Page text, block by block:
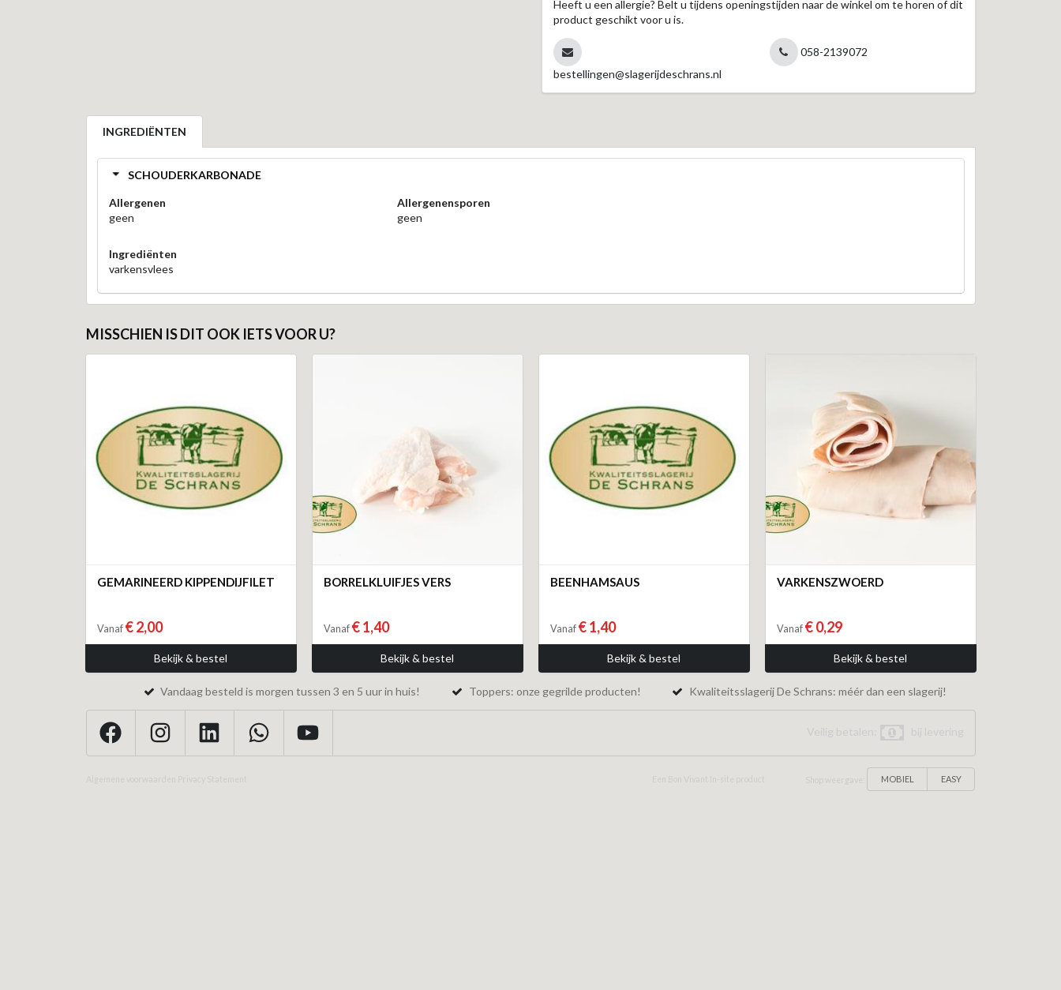
Heeft u een allergie? Belt u tijdens openingstijden naar de winkel om te horen of dit
product geschikt voor u is.
bestellingen@slagerijdeschrans.nl
058-2139072
INGREDIËNTEN
SCHOUDERKARBONADE
Allergenen
geen
Allergenensporen
geen
Ingrediënten
varkensvlees
MISSCHIEN IS DIT OOK IETS VOOR U?
GEMARINEERD KIPPENDIJFILET
Vanaf € 2,00
Bekijk & bestel
BORRELKLUIFJES VERS
Vanaf € 1,40
Bekijk & bestel
BEENHAMSAUS
Vanaf € 1,40
Bekijk & bestel
VARKENSZWOERD
Vanaf € 0,29
Bekijk & bestel
Vandaag besteld is morgen tussen 3 en 5 uur in huis! Toppers: onze gegrilde producten! Kwaliteitsslagerij De Schrans: méér dan een slagerij!
MOBIEL EASY